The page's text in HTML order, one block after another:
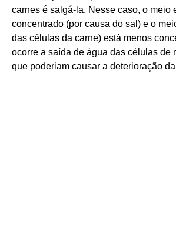
carnes é salgá-la. Nesse caso, o meio
concentrado (por causa do sal) e o
das células da carne) está menos
ocorre a saída de água das células de
que poderiam causar a deterioração